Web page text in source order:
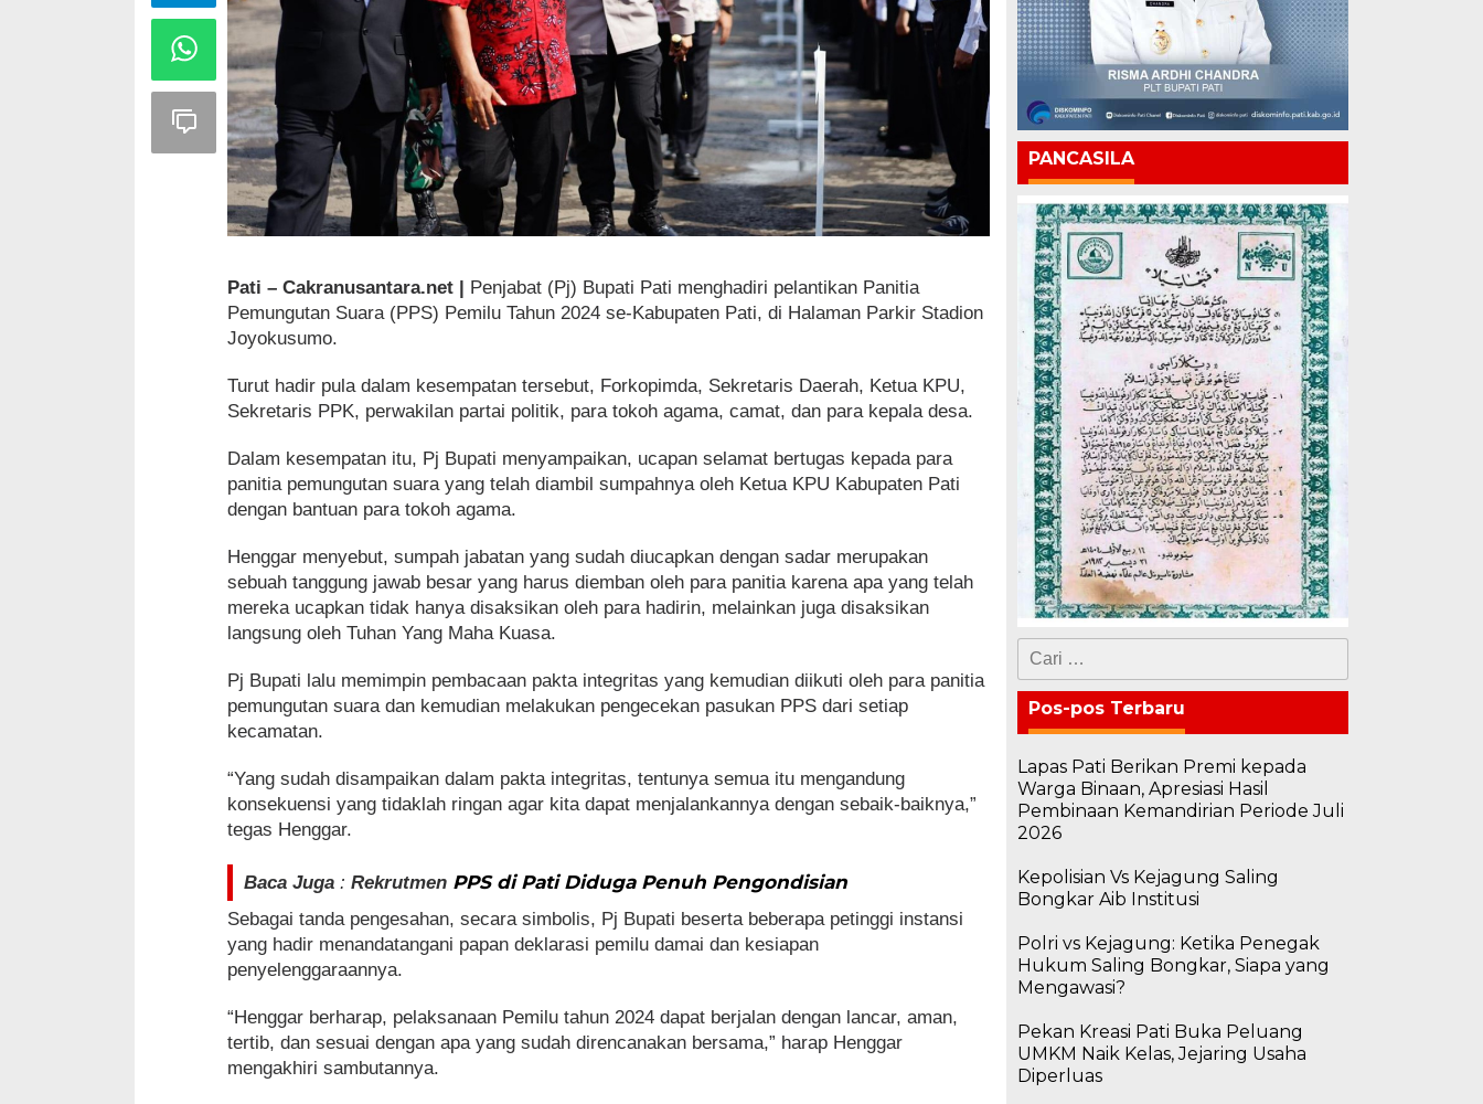
Pati – Cakranusantara.net | Penjabat (Pj) Bupati Pati menghadiri pelantikan Panitia
Pemungutan Suara (PPS) Pemilu Tahun 2024 se-Kabupaten Pati, di Halaman Parkir Stadion
Joyokusumo.
Turut hadir pula dalam kesempatan tersebut, Forkopimda, Sekretaris Daerah, Ketua KPU,
Sekretaris PPK, perwakilan partai politik, para tokoh agama, camat, dan para kepala desa.
Dalam kesempatan itu, Pj Bupati menyampaikan, ucapan selamat bertugas kepada para
panitia pemungutan suara yang telah diambil sumpahnya oleh Ketua KPU Kabupaten Pati
dengan bantuan para tokoh agama.
Henggar menyebut, sumpah jabatan yang sudah diucapkan dengan sadar merupakan
sebuah tanggung jawab besar yang harus diemban oleh para panitia karena apa yang telah
mereka ucapkan tidak hanya disaksikan oleh para hadirin, melainkan juga disaksikan
langsung oleh Tuhan Yang Maha Kuasa.
Pj Bupati lalu memimpin pembacaan pakta integritas yang kemudian diikuti oleh para panitia
pemungutan suara dan kemudian melakukan pengecekan pasukan PPS dari setiap
kecamatan.
“Yang sudah disampaikan dalam pakta integritas, tentunya semua itu mengandung
konsekuensi yang tidaklah ringan agar kita dapat menjalankannya dengan sebaik-baiknya,”
tegas Henggar.
Baca Juga :Rekrutmen PPS di Pati Diduga Penuh Pengondisian
Sebagai tanda pengesahan, secara simbolis, Pj Bupati beserta beberapa petinggi instansi
yang hadir menandatangani papan deklarasi pemilu damai dan kesiapan
penyelenggaraannya.
“Henggar berharap, pelaksanaan Pemilu tahun 2024 dapat berjalan dengan lancar, aman,
tertib, dan sesuai dengan apa yang sudah direncanakan bersama,” harap Henggar
mengakhiri sambutannya.
PANCASILA
Cari
untuk:
Pos-pos Terbaru
Lapas Pati Berikan Premi kepada
Warga Binaan, Apresiasi Hasil
Pembinaan Kemandirian Periode Juli
2026
Kepolisian Vs Kejagung Saling
Bongkar Aib Institusi
Polri vs Kejagung: Ketika Penegak
Hukum Saling Bongkar, Siapa yang
Mengawasi?
Pekan Kreasi Pati Buka Peluang
UMKM Naik Kelas, Jejaring Usaha
Diperluas